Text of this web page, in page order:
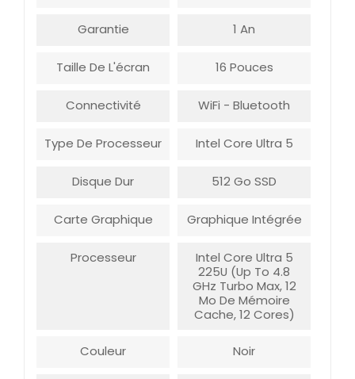
Garantie 1 An
Taille De L'écran 16 Pouces
Connectivité WiFi - Bluetooth
Type De Processeur Intel Core Ultra 5
Disque Dur 512 Go SSD
Carte Graphique Graphique Intégrée
Processeur
Intel Core Ultra 5
225U (up To 4.8
GHz Turbo Max, 12
Mo De Mémoire
Cache, 12 Cores)
Couleur Noir